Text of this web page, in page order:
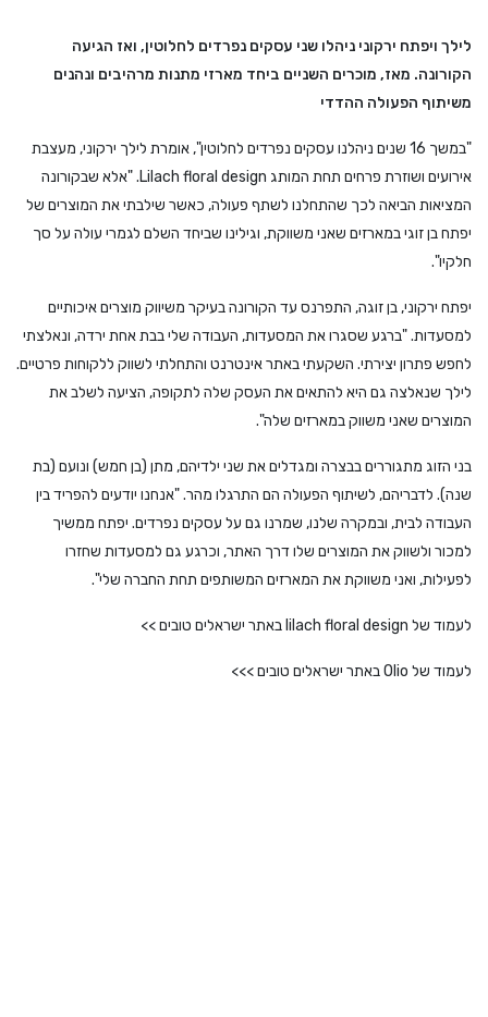
לילך ויפתח ירקוני ניהלו שני עסקים נפרדים לחלוטין, ואז הגיעה
הקורונה. מאז, מוכרים השניים ביחד מארזי מתנות מרהיבים ונהנים
משיתוף הפעולה ההדדי
"במשך 16 שנים ניהלנו עסקים נפרדים לחלוטין", אומרת לילך ירקוני, מעצבת
אירועים ושוזרת פרחים תחת המותג Lilach floral design. "אלא שבקורונה
המציאות הביאה לכך שהתחלנו לשתף פעולה, כאשר שילבתי את המוצרים של
יפתח בן זוגי במארזים שאני משווקת, וגילינו שביחד השלם לגמרי עולה על סך
חלקיו".
יפתח ירקוני, בן זוגה, התפרנס עד הקורונה בעיקר משיווק מוצרים איכותיים
למסעדות. "ברגע שסגרו את המסעדות, העבודה שלי בבת אחת ירדה, ונאלצתי
לחפש פתרון יצירתי. השקעתי באתר אינטרנט והתחלתי לשווק ללקוחות פרטיים.
לילך שנאלצה גם היא להתאים את העסק שלה לתקופה, הציעה לשלב את
המוצרים שאני משווק במארזים שלה".
בני הזוג מתגוררים בבצרה ומגדלים את שני ילדיהם, מתן (בן חמש) ונועם (בת
שנה). לדבריהם, לשיתוף הפעולה הם התרגלו מהר. "אנחנו יודעים להפריד בין
העבודה לבית, ובמקרה שלנו, שמרנו גם על עסקים נפרדים. יפתח ממשיך
למכור ולשווק את המוצרים שלו דרך האתר, וכרגע גם למסעדות שחזרו
לפעילות, ואני משווקת את המארזים המשותפים תחת החברה שלי".
לעמוד של lilach floral design באתר ישראלים טובים >>
לעמוד של Olio באתר ישראלים טובים >>>